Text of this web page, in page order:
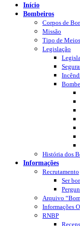
Início
Bombeiros
Corpos de
Missão
Tipo de Meios
Legislação
História dos
Informações
Recrutamento
Ser
Arquivo
Informações
RNBP